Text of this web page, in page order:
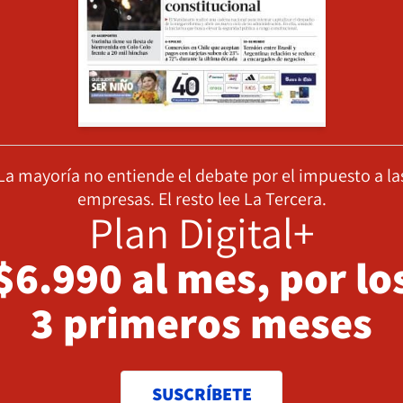
mayoría no entiende el debate por el impuesto a
empresas. El resto lee La Tercera.
Plan Digital+
al mes, por
3 primeros meses
SUSCRÍBETE